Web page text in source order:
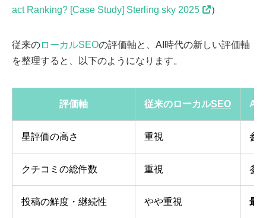
act Ranking? [Case Study] Sterling sky 2025
）
従来のローカルSEOの評価軸と、AI時代の新しい評価軸
を整理すると、以下のようになります。
評価軸 従来のローカルSEO AI
星評価の高さ 重視 参
クチコミの総件数 重視 参
投稿の鮮度・継続性 やや重視 最